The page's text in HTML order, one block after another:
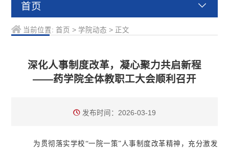
首页
当前位置: 首页 > 学院动态 > 正文
深化人事制度改革，凝心聚力共启新程
——药学院全体教职工大会顺利召开
发布时间：2026-03-19
为贯彻落实学校“一院一策”人事制度改革精神，充分激发